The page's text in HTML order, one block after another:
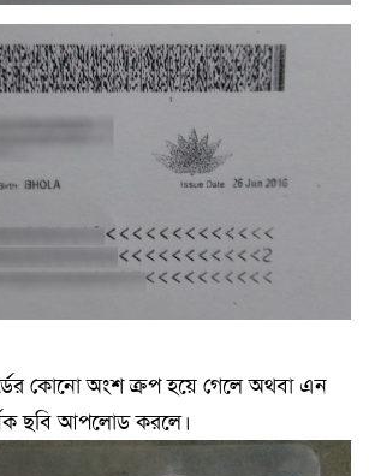
কোনো অংশ ক্রপ হয়ে গেলে অথবা এন
ছবি আপলোড করলে।